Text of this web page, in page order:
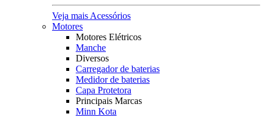
Veja mais Acessórios
Motores
Motores Elétricos
Manche
Diversos
Carregador de baterias
Medidor de baterias
Capa Protetora
Principais Marcas
Minn Kota